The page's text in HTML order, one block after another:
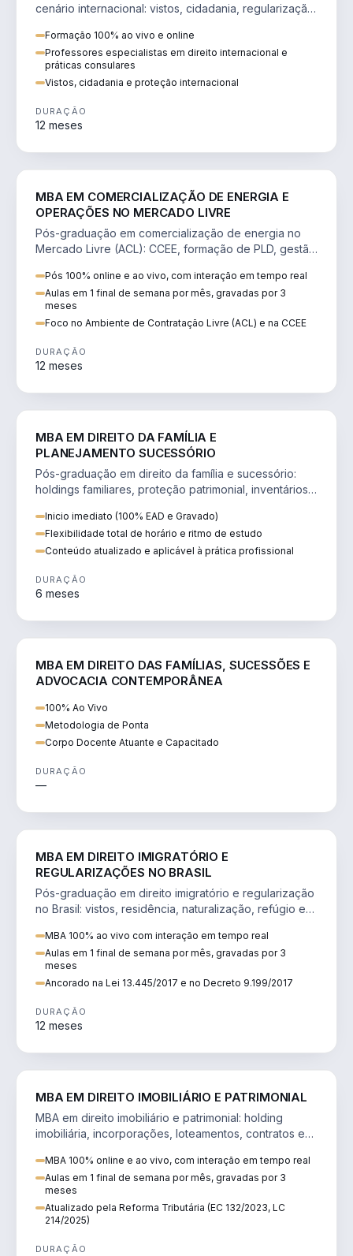
cenário internacional: vistos, cidadania, regularização
Formação 100% ao vivo e online
Professores especialistas em direito internacional e
práticas consulares
Vistos, cidadania e proteção internacional
DURAÇÃO
12 meses
MBA EM COMERCIALIZAÇÃO DE ENERGIA E
OPERAÇÕES NO MERCADO LIVRE
Pós-graduação em comercialização de energia no
Mercado Livre (ACL): CCEE, formação de PLD, gestão
Pós 100% online e ao vivo, com interação em tempo real
Aulas em 1 final de semana por mês, gravadas por 3
meses
Foco no Ambiente de Contratação Livre (ACL) e na CCEE
DURAÇÃO
12 meses
MBA EM DIREITO DA FAMÍLIA E
PLANEJAMENTO SUCESSÓRIO
Pós-graduação em direito da família e sucessório:
holdings familiares, proteção patrimonial, inventários
Inicio imediato (100% EAD e Gravado)
Flexibilidade total de horário e ritmo de estudo
Conteúdo atualizado e aplicável à prática profissional
DURAÇÃO
6 meses
MBA EM DIREITO DAS FAMÍLIAS, SUCESSÕES E
ADVOCACIA CONTEMPORÂNEA
100% Ao Vivo
Metodologia de Ponta
Corpo Docente Atuante e Capacitado
DURAÇÃO
—
MBA EM DIREITO IMIGRATÓRIO E
REGULARIZAÇÕES NO BRASIL
Pós-graduação em direito imigratório e regularização
no Brasil: vistos, residência, naturalização, refúgio e
MBA 100% ao vivo com interação em tempo real
Aulas em 1 final de semana por mês, gravadas por 3
meses
Ancorado na Lei 13.445/2017 e no Decreto 9.199/2017
DURAÇÃO
12 meses
MBA EM DIREITO IMOBILIÁRIO E PATRIMONIAL
MBA em direito imobiliário e patrimonial: holding
imobiliária, incorporações, loteamentos, contratos e
MBA 100% online e ao vivo, com interação em tempo real
Aulas em 1 final de semana por mês, gravadas por 3
meses
Atualizado pela Reforma Tributária (EC 132/2023, LC
214/2025)
DURAÇÃO